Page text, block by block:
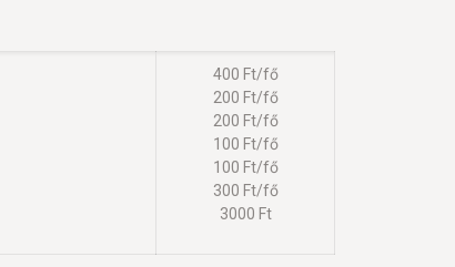
400 Ft/fő
200 Ft/fő
200 Ft/fő
100 Ft/fő
100 Ft/fő
300 Ft/fő
3000 Ft